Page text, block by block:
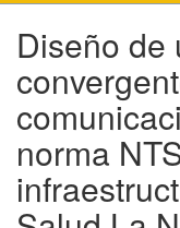
Diseño de
norma